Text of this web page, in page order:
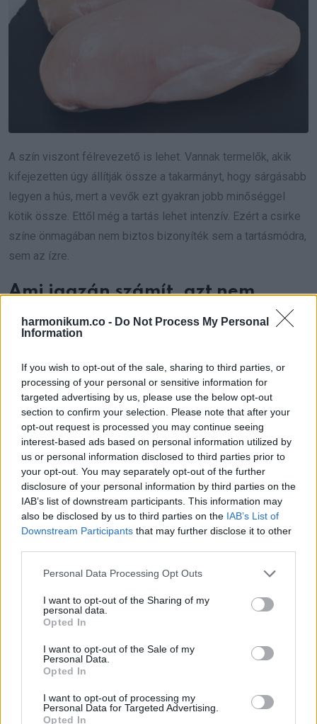
harmonikum.co - Do Not Process My Personal
Information
If you wish to opt-out of the sale, sharing to third parties, or
processing of your personal or sensitive information for
targeted advertising by us, please use the below opt-out
section to confirm your selection. Please note that after your
opt-out request is processed you may continue seeing
interest-based ads based on personal information utilized by
us or personal information disclosed to third parties prior to
your opt-out. You may separately opt-out of the further
disclosure of your personal information by third parties on the
IAB’s list of downstream participants. This information may
also be disclosed by us to third parties on the IAB’s List of
Downstream Participants that may further disclose it to other
Please note that this website/app uses one or more Google
not limited to your visit or usage behaviour. You may click to
grant or deny consent to Google and its third-party tags to
use your data for below specified purposes in below Google
consent section.
Personal Data Processing Opt Outs
I want to opt-out of the Sharing of my
personal data.
Opted In
I want to opt-out of the Sale of my
Personal Data.
Opted In
I want to opt-out of processing my
Personal Data for Targeted Advertising.
Opted In
A szín viszont félrevezető is lehet. Vannak termelők, akik
kifejezetten úgy állítják össze a takarmányt, hogy sárgásabb
legyen a hús, mert a vevők ezt gyakran jobb minőséggel
kötik össze. Ettől még a tartás lehet intenzív. Ezért a csirke
színe önmagában nem biztos bizonyíték sem a tartásmódra,
sem az ízre.
Ami igazán számít, azt nem
mindig látni a csomagoláson át
„legelőn tartott”, „bio”, „szabad tartású” vagy a „humánus
tartású” a tartási körülményekről, a takarmányról és az
állatjóléti elvekről adhatnak támpontot. Ezek nem csak etikai
kérdések, a végeredményt, az ízt és az állagot is
befolyásolhatják.
A frissességet is érdemes figyelni. A friss csirkének enyhe,
tiszta szaga van, és tapintásra feszes. A savanykás,
kellemetlen, kénes szag romlásra utal, függetlenül attól,
általában nagyobb hatással van, mint a látvány.
Nincs egyetlen „jó” csirkeszín. A legjobb választás attól
belőle. Van, amikor a gyors vacsora számít. Máskor az íz.
Megint máskor az állattartás módja.
A húsospult tele van apró jelekkel. A szín csak az első